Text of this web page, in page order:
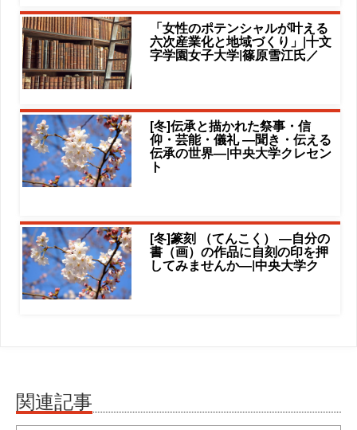
「女性のポテンシャルが叶える
六次産業化と地域づくり」|十文
字学園女子大学|篠原雪江氏／
[冬]伝承と描かれた祭事・信
仰・芸能・儀礼 ―聞き・伝える
伝承の世界―|中央大学クレセン
ト
[冬]篆刻 （てんこく） ―自分の
書（画）の作品に自刻の印を押
してみませんか―|中央大学ク
関連記事